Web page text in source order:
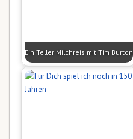
Ein Teller Milchreis mit Tim Burton